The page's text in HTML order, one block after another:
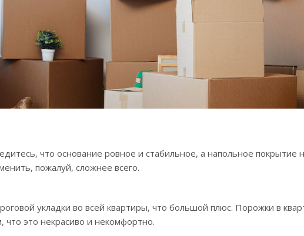
что основание ровное и стабильное, а напольное покрытие
пожалуй, сложнее всего.
укладки во всей квартиры, что большой плюс. Порожки в
что это некрасиво и некомфортно.